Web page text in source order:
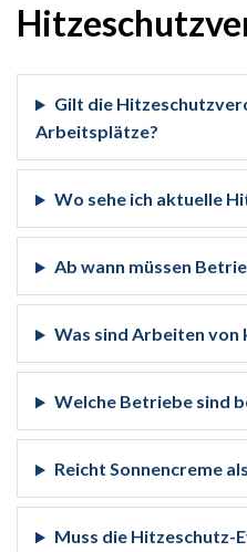
Gilt die
Arbeitsplätze?
Wo sehe ich aktuelle
Ab wann müssen
Was sind Arbeiten von
Welche Betriebe sind
Reicht Sonnencreme
Muss die Hitzeschutz-